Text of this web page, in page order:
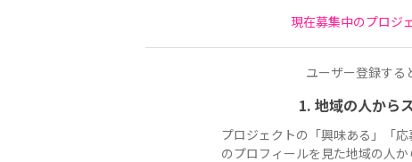
現在募集中のプロジ
ユーザー登録する
1. 地域の人から
プロジェクトの「興味ある」「
のプロフィールを見た地域の人